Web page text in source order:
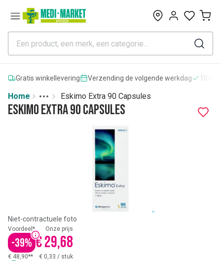
0
Gratis winkellevering Verzending de volgende werkdag
Home
More
Toggle menu
Eskimo Extra 90 Capsules
Eskimo Extra 90 Capsules
Niet-contractuele foto
Voordeel*
-39%
Onze prijs
€ 29,68
€ 48,90** € 0,33 / stuk